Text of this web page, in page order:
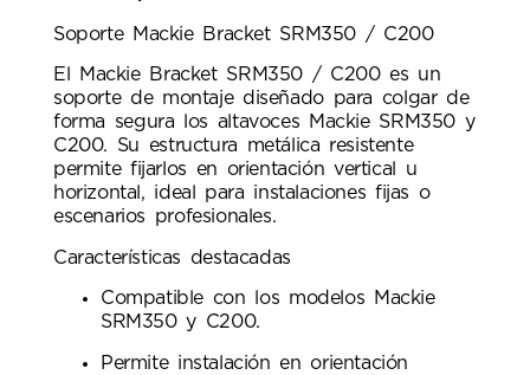
Soporte Mackie Bracket SRM350 / C200
El Mackie Bracket SRM350 / C200 es un
soporte de montaje diseñado para colgar de
forma segura los altavoces Mackie SRM350 y
C200. Su estructura metálica resistente
permite fijarlos en orientación vertical u
horizontal, ideal para instalaciones fijas o
escenarios profesionales.
Características destacadas
Compatible con los modelos Mackie
SRM350 y C200.
Permite instalación en orientación